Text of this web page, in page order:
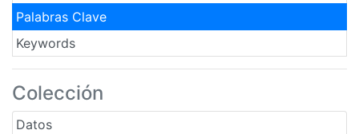
Palabras Clave
Keywords
Colección
Datos